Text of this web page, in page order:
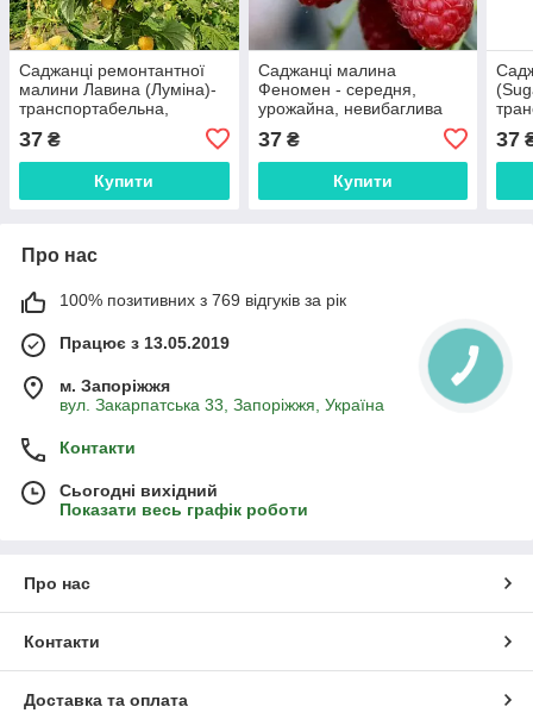
Саджанці ремонтантної
малини Лавина (Луміна)-
транспортабельна,
37 ₴
Купити
Саджанці малина
Феномен - середня,
урожайна, невибаглива
37₴
Купити
37
Про нас
100% позитивних з 769 відгуків за рік
Працює з 13.05.2019
м. Запоріжжя
вул. Закарпатська 33, Запоріжжя, Україна
Контакти
Сьогодні вихідний
Показати весь графік роботи
Про нас
Контакти
Доставка та оплата